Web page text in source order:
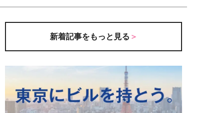
新着記事をもっと見る